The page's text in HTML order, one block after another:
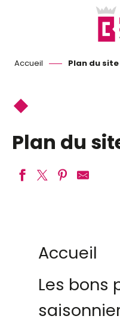
Accueil Plan du site
Plan du
Accueil
Les bons